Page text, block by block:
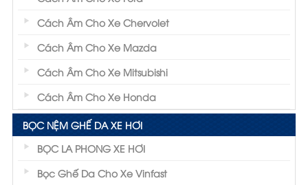
Cách Âm Cho Xe Chervolet
Cách Âm Cho Xe Mazda
Cách Âm Cho Xe Mitsubishi
Cách Âm Cho Xe Honda
BỌC NỆM GHẾ DA XE HƠI
BỌC LA PHONG XE HƠI
Bọc Ghế Da Cho Xe Vinfast